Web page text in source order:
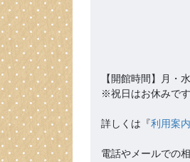
【開館時間】月
※祝日はお休みです
詳しくは『利用案内
電話やメールでの